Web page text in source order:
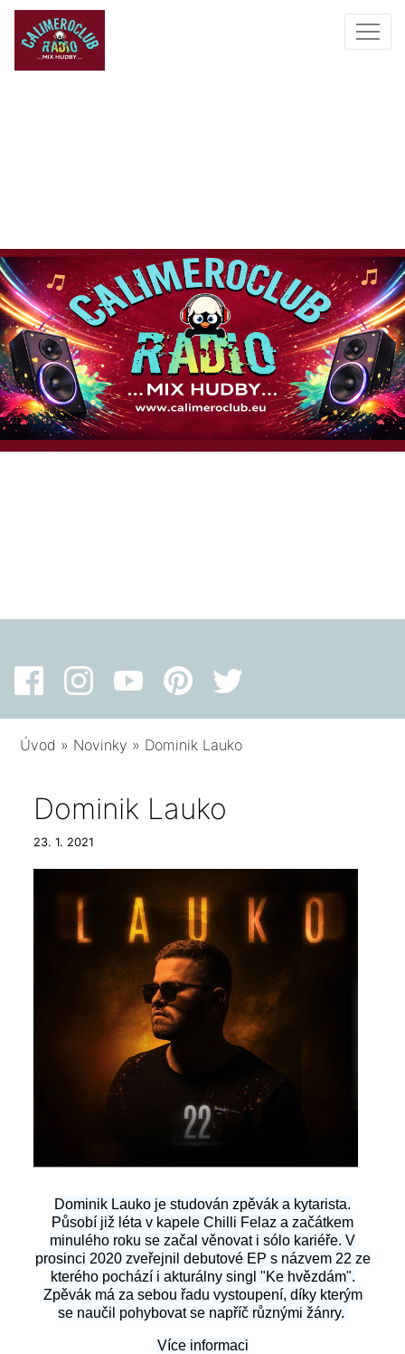
Úvod » Novinky » Dominik Lauko
Dominik Lauko
23. 1. 2021
Dominik Lauko je studován zpěvák a kytarista.
Působí již léta v kapele Chilli Felaz a začátkem
minulého roku se začal věnovat i sólo kariéře. V
prosinci 2020 zveřejnil debutové EP s názvem 22 ze
kterého pochází i akturálny singl "Ke hvězdám".
Zpěvák má za sebou řadu vystoupení, díky kterým
se naučil pohybovat se napříč různými žánry.
Více informaci